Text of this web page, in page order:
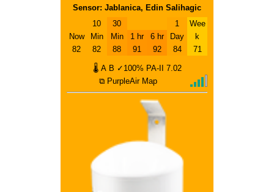
Sensor: Jablanica, Edin Salihagic
Now
82
10
Min
82
30
Min
88
1 hr
91
6 hr
92
1
Day
84
Wee
k
71
🌡 A B ✓100% PA-II
7.02
⧉ PurpleAir Map